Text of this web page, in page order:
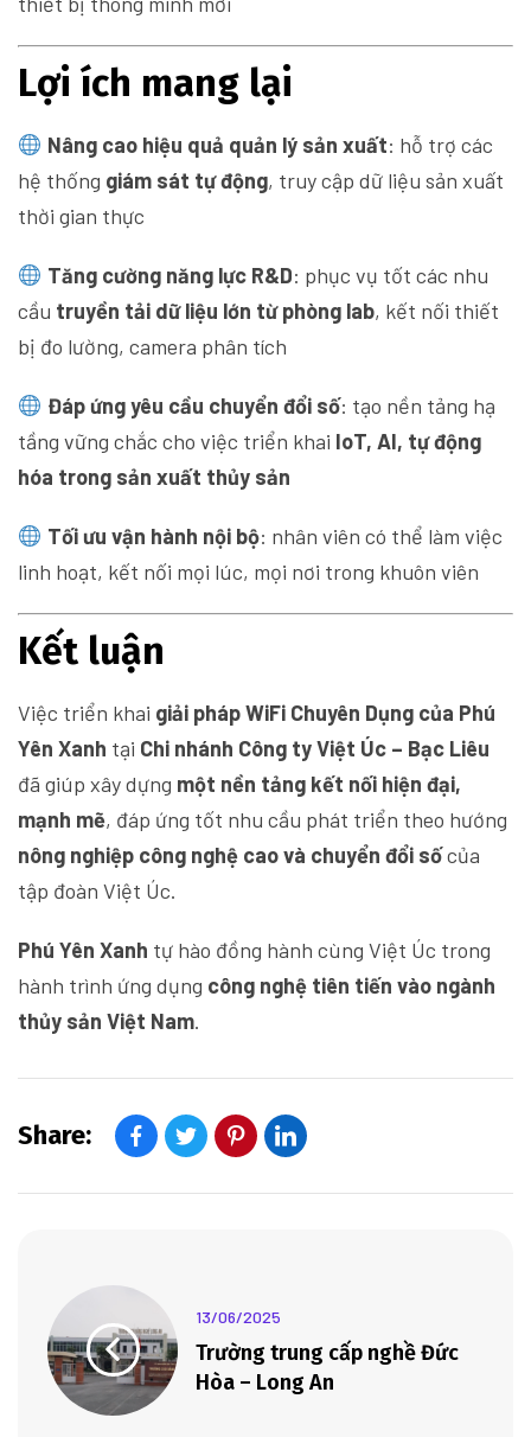
Lợi ích mang lại
Nâng cao hiệu quả quản lý sản xuất: hỗ trợ các
hệ thống giám sát tự động, truy cập dữ liệu sản xuất
thời gian thực
Tăng cường năng lực R&D: phục vụ tốt các nhu
cầu truyền tải dữ liệu lớn từ phòng lab, kết nối thiết
bị đo lường, camera phân tích
Đáp ứng yêu cầu chuyển đổi số: tạo nền tảng hạ
tầng vững chắc cho việc triển khai IoT, AI, tự động
hóa trong sản xuất thủy sản
Tối ưu vận hành nội bộ: nhân viên có thể làm việc
linh hoạt, kết nối mọi lúc, mọi nơi trong khuôn viên
Kết luận
Việc triển khai giải pháp WiFi Chuyên Dụng của Phú
Yên Xanh tại Chi nhánh Công ty Việt Úc – Bạc Liêu
đã giúp xây dựng một nền tảng kết nối hiện đại,
mạnh mẽ, đáp ứng tốt nhu cầu phát triển theo hướng
nông nghiệp công nghệ cao và chuyển đổi sốcủa
tập đoàn Việt Úc.
Phú Yên Xanh tự hào đồng hành cùng Việt Úc trong
hành trình ứng dụng công nghệ tiên tiến vào ngành
thủy sản Việt Nam.
Share:
13/06/2025
Trường trung cấp nghề Đức
Hòa – Long An